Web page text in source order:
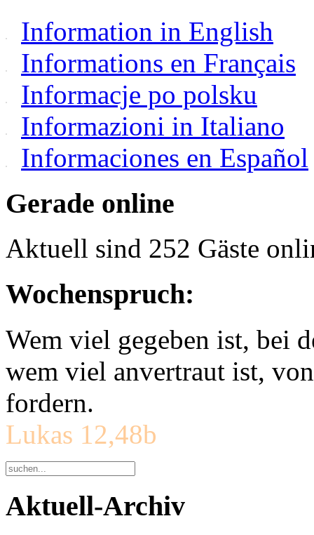
Information in English
Informations en Français
Informacje po polsku
Informazioni in Italiano
Informaciones en Español
Gerade online
Aktuell sind 252 Gäste
Wochenspruch:
Wem viel gegeben ist, bei
wem viel anvertraut ist,
fordern.
Lukas 12,48b
Aktuell-Archiv